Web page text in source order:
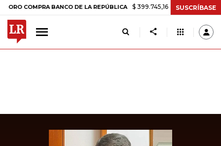
BANCO DE LA REPÚBLICA $ 399.745,16 +$ 2.295,71 +0,58%
SUSCRÍBASE